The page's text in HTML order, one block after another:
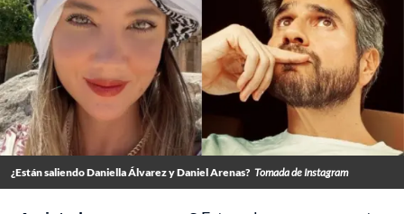
¿Están saliendo Daniella Álvarez y Daniel Arenas? Tomada de Instagram